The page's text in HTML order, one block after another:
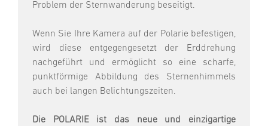
Problem der Sternwanderung beseitigt.
Wenn Sie Ihre Kamera auf der Polarie befestigen,
wird diese entgegengesetzt der Erddrehung
nachgeführt und ermöglicht so eine scharfe,
punktförmige Abbildung des Sternenhimmels
auch bei langen Belichtungszeiten.
Die POLARIE ist das neue und einzigartige